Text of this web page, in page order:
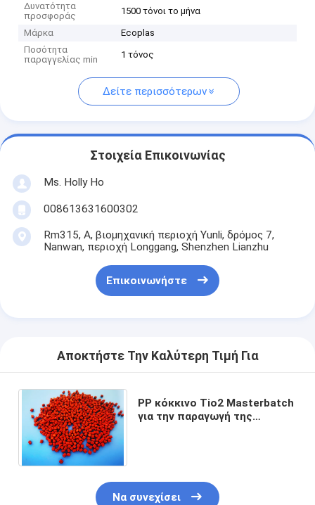
Δυνατότητα
προσφοράς
1500 τόνοι το μήνα
Μάρκα
Ecoplas
Ποσότητα
παραγγελίας min
1 τόνος
Δείτε περισσότερων
Στοιχεία Επικοινωνίας
Ms. Holly Ho
008613631600302
Rm315, Α, βιομηχανική περιοχή Yunli, δρόμος 7,
Nanwan, περιοχή Longgang, Shenzhen Lianzhu
Επικοινωνήστε
Αποκτήστε Την Καλύτερη Τιμή Για
PP κόκκινο Tio2 Masterbatch
για την παραγωγή της
Να συνεχίσει